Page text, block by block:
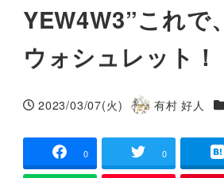
YEW4W3”これで
ウォシュレット！
投稿日
2023/03/07(火)
著
有村 好人
0 0